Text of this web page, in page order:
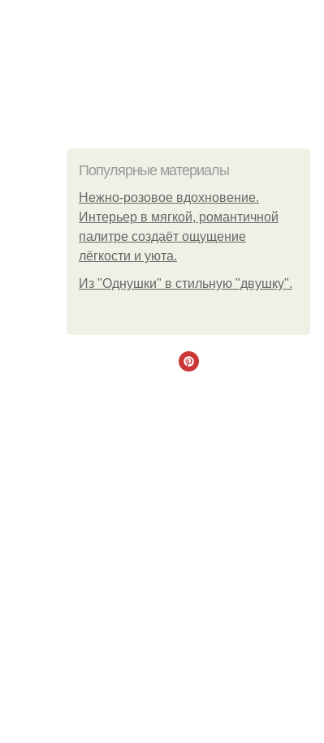
Популярные материалы
Нежно-розовое вдохновение.
Интерьер в мягкой, романтичной
палитре создаёт ощущение
лёгкости и уюта.
Из "Однушки" в стильную "двушку".